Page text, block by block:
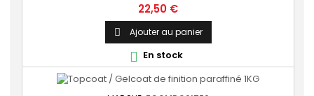
bassins. [Finition] : Fournit une couche extérieure lisse
brillante qualité immersion. [Étanche] : Étanchéifie votre
stratification résine et fibre de verre. Livré avec son
catalyseur PMEC 2 cl
Prix
22,50 €
 Ajouter au panier
 En stock